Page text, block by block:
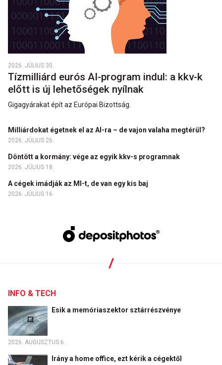
2026. JÚLIUS 30.
Tízmilliárd eurós AI-program indul: a kkv-k
előtt is új lehetőségek nyílnak
Gigagyárakat épít az Európai Bizottság.
Milliárdokat égetnek el az AI-ra – de vajon valaha megtérül?
2026. JÚLIUS 26.
Döntött a kormány: vége az egyik kkv-s programnak
2026. JÚLIUS 18.
A cégek imádják az MI-t, de van egy kis baj
2026. JÚLIUS 16.
INFO & TECH
Esik a memóriaszektor sztárrészvénye
2026. AUGUSZTUS 6.
Irány a home office, ezt kérik a cégektől